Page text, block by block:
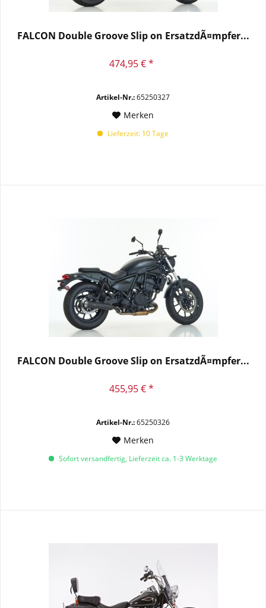
FALCON Double Groove Slip on ErsatzdÃ¤mpfer...
474,95 € *
Artikel-Nr.:65250327
Merken
Lieferzeit: 10 Tage
FALCON Double Groove Slip on ErsatzdÃ¤mpfer...
455,95 € *
Artikel-Nr.:65250326
Merken
Sofort versandfertig, Lieferzeit ca. 1-3 Werktage